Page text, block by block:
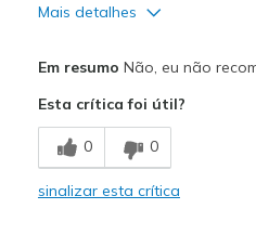
Mais detalhes
Comfortable
Stylish
Em resumo Não, eu não
Esta crítica foi útil?
0 0
sinalizar esta crítica